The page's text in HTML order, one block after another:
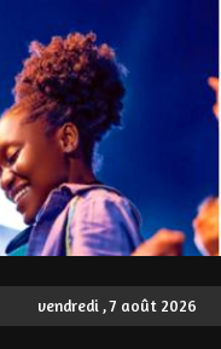
vendredi , 7 août 2026